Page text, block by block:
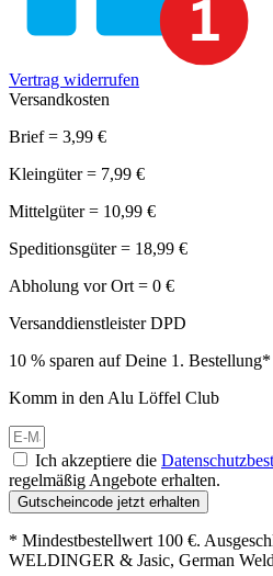
Vertrag widerrufen
Versandkosten
Brief = 3,99 €
Kleingüter = 7,99 €
Mittelgüter = 10,99 €
Speditionsgüter = 18,99 €
Abholung vor Ort = 0 €
Versanddienstleister DPD
10 % sparen auf Deine 1. Bestellung*
Komm in den Alu Löffel Club
Ich akzeptiere die
regelmäßig Angebote erhalten.
Gutscheincode jetzt erhalten
* Mindestbestellwert 100 €.
WELDINGER & Jasic, German